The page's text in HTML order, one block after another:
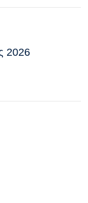
2026